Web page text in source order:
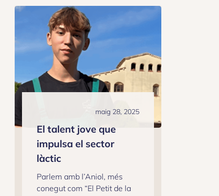
maig 28, 2025
El talent jove que
impulsa el sector
làctic
Parlem amb l’Aniol, més
conegut com “El Petit de la